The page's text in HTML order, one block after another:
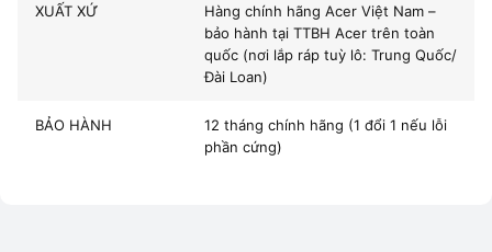
chơi mượt mọi tựa game như GTA V, Valorant, Genshin
Impact, CS2 hay Apex Legends ở mức đồ họa cao mà vẫn
DòngLaptop Acer
được đánh giá cao bởi thiết kế mạnh
mẽ, bàn phím LED RGB và hiệu năng vượt trội trong tầm
XUẤT XỨ
Hàng chính hãng Acer Việt Nam –
bảo hành tại TTBH Acer trên toàn
quốc (nơi lắp ráp tuỳ lô: Trung Quốc/
Đài Loan)
BẢO HÀNH
12 tháng chính hãng (1 đổi 1 nếu lỗi
phần cứng)